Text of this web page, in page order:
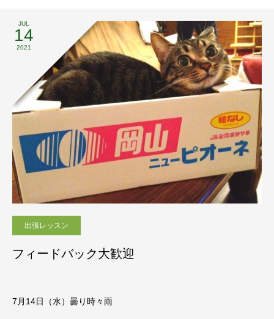
JUL
14
2021
出張レッスン
フィードバック大歓迎
7月14日（水）曇り時々雨